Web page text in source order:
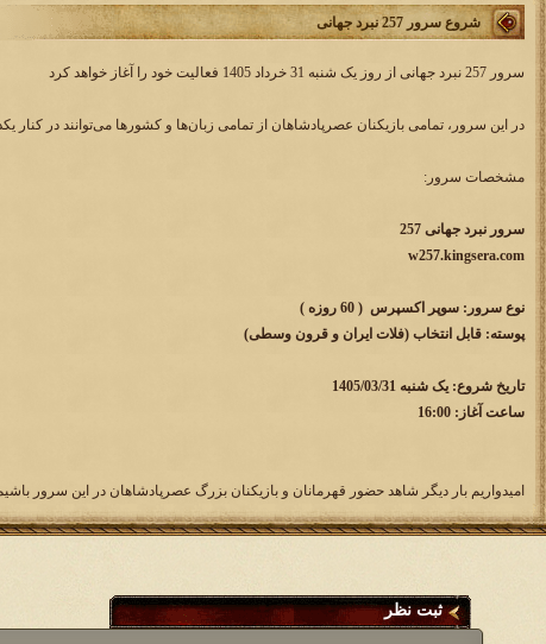
شروع سرور 257 نبرد جهانی
سرور 257 نبرد جهانی از روز یک شنبه 31 خرداد 1405 فعالیت خود را آغاز خواهد کرد
در این سرور، تمامی بازیکنان عصرپادشاهان از تمامی زبان‌ها و کشورها می‌توانند در کنار
مشخصات سرور:
سرور نبرد جهانی 257
w257.kingsera.com
نوع سرور: سوپر اکسپرس ( 60 روزه )
پوسته: قابل انتخاب (فلات ایران و قرون وسطی)
تاریخ شروع: یک شنبه 1405/03/31
ساعت آغاز: 16:00
امیدواریم بار دیگر شاهد حضور قهرمانان و بازیکنان بزرگ عصرپادشاهان در این سرور
ثبت نظر